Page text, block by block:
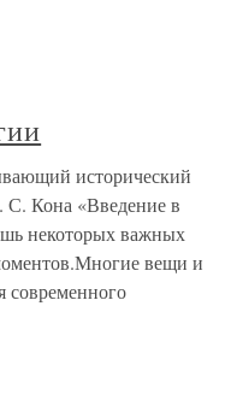
исторический
С. Кона «Введение в
некоторых важных
вещи и
современного